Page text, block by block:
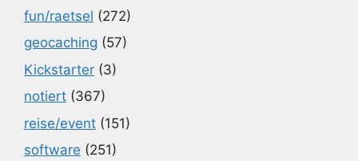
fun/raetsel (272)
geocaching (57)
Kickstarter (3)
notiert (367)
reise/event (151)
software (251)